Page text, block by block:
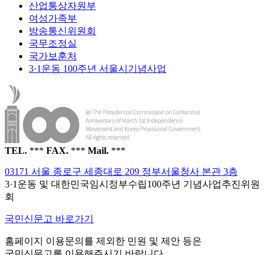
산업통상자원부
여성가족부
방송통신위원회
국무조정실
국가보훈처
3·1운동 100주년 서울시기념사업
TEL. *** FAX. *** Mail. ***
03171 서울 종로구 세종대로 209 정부서울청사 본관 3층
3·1운동 및 대한민국임시정부수립100주년 기념사업추진위원
회
국민신문고 바로가기
홈페이지 이용문의를 제외한 민원 및 제안 등은